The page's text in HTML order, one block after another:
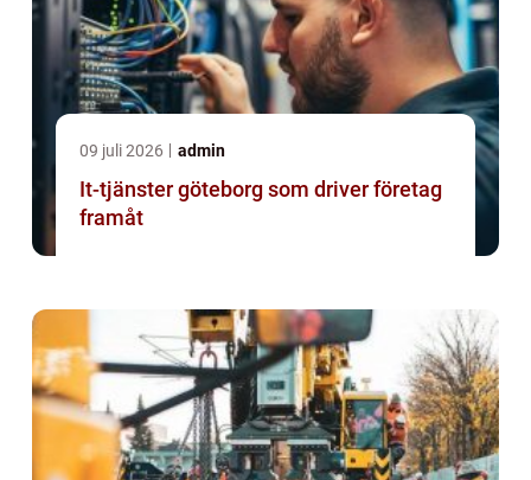
09 juli 2026 admin
It-tjänster göteborg som driver företag
framåt